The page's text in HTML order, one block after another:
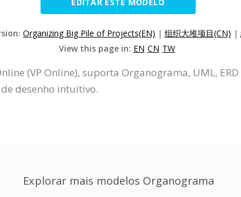
Organizing Big Pile of Projects(EN) | 组织大堆项目(CN) |
View this page in: EN CN TW
(VP Online), suporta Organograma, UML,
desenho intuitivo.
Explorar mais modelos Organograma